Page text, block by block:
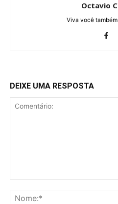
Octavio
Viva você
DEIXE UMA RESPOSTA